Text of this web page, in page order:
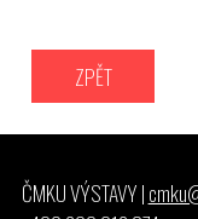
ZPĚT
ČMKU VÝSTAVY |